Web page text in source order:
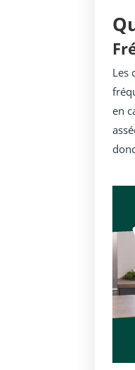
Les
en